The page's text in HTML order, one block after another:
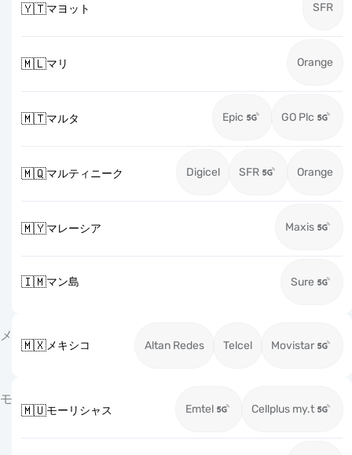
🇾🇹マヨット SFR
🇲🇱マリ Orange
🇲🇹マルタ Epic GO Plc
🇲🇶マルティニーク Digicel SFR Orange
🇲🇾マレーシア Maxis
🇮🇲マン島 Sure
メ
🇲🇽メキシコ Altan Redes Telcel Movistar
モ
🇲🇺モーリシャス Emtel Cellplus my.t